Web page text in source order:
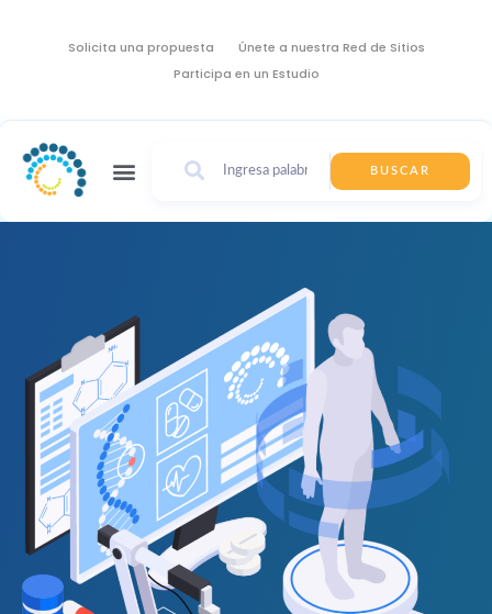
Solicita una propuesta
Únete a nuestra Red de Sitios
Participa en un Estudio
BUSCAR